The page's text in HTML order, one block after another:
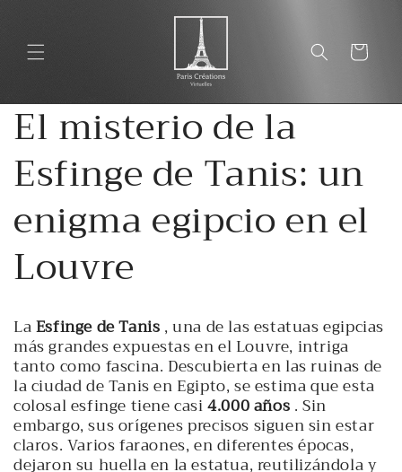
Carrito
El misterio de la
Esfinge de Tanis: un
enigma egipcio en el
Louvre
LaEsfinge de Tanis , una de las estatuas egipcias
más grandes expuestas en el Louvre, intriga
tanto como fascina. Descubierta en las ruinas de
la ciudad de Tanis en Egipto, se estima que esta
colosal esfinge tiene casi4.000 años . Sin
embargo, sus orígenes precisos siguen sin estar
claros. Varios faraones, en diferentes épocas,
dejaron su huella en la estatua, reutilizándola y